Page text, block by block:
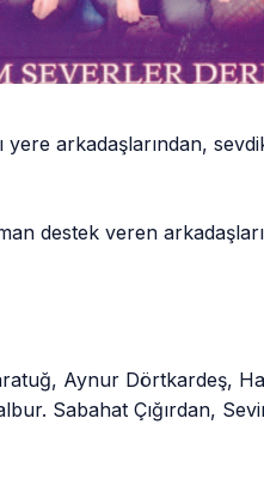
arkadaşlarından,
destek veren
Aynur Dörtkardeş,
Sabahat Çığırdan,